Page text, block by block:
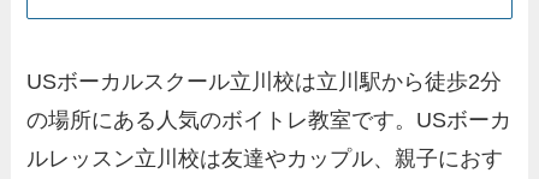
USボーカルスクール立川校は立川駅から徒歩2分
の場所にある人気のボイトレ教室です。USボーカ
ルレッスン立川校は友達やカップル、親子におす